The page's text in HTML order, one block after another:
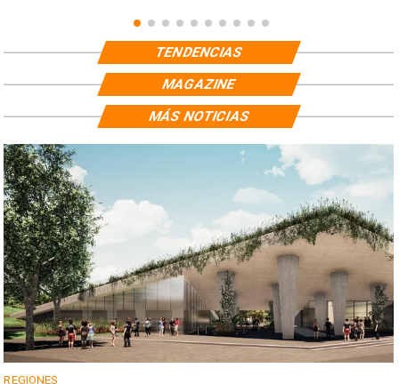
TENDENCIAS
MAGAZINE
REGIONES
MÁS NOTICIAS